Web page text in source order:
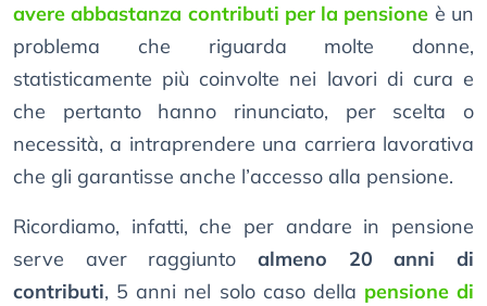
avere abbastanza contributi per la pensione è un
problema che riguarda molte donne,
statisticamente più coinvolte nei lavori di cura e
che pertanto hanno rinunciato, per scelta o
necessità, a intraprendere una carriera lavorativa
che gli garantisse anche l’accesso alla pensione.
Ricordiamo, infatti, che per andare in pensione
serve aver raggiunto almeno 20 anni di
contributi, 5 anni nel solo caso della pensione di